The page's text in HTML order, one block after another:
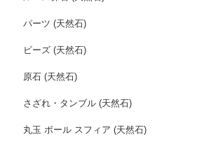
パーツ (天然石)
ビーズ (天然石)
原石 (天然石)
さざれ・タンブル (天然石)
丸玉 ボール スフィア (天然石)